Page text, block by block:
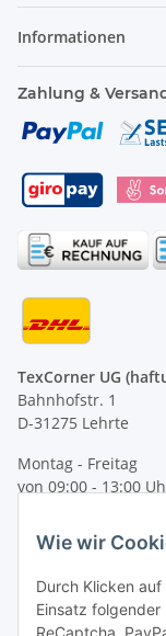
Informationen
Zahlung &
TexCorner UG
Bahnhofstr. 1
D-31275 Lehrte
Montag - Freitag
von 09:00 - 13:00
Tel: +49 (0) 5132
E-Mail:
Wie wir
Durch Klicken auf
Einsatz folgender